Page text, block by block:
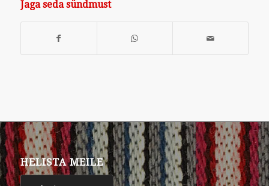
Jaga seda sündmust
HELISTA MEILE